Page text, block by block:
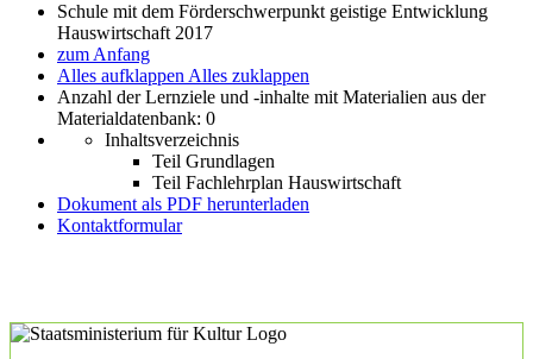
Schule mit dem Förderschwerpunkt geistige Entwicklung
Hauswirtschaft 2017
zum Anfang
Alles aufklappen Alles zuklappen
Anzahl der Lernziele und -inhalte mit Materialien aus der
Materialdatenbank: 0
Inhaltsverzeichnis
Teil Grundlagen
Teil Fachlehrplan Hauswirtschaft
Dokument als PDF herunterladen
Kontaktformular